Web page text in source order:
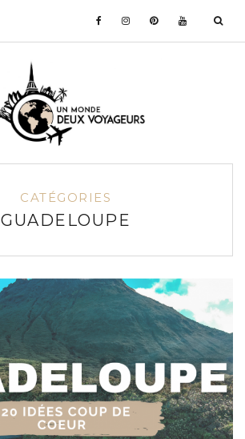
CATÉGORIES
GUADELOUPE